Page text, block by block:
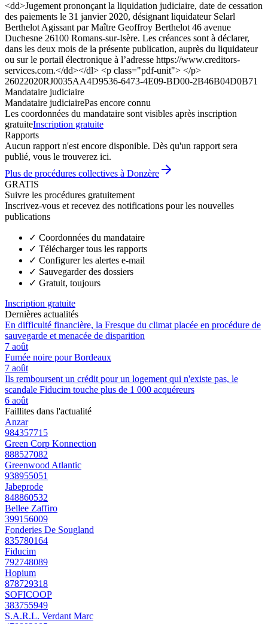
<dd>Jugement prononçant la liquidation judiciaire, date de cessation
des paiements le 31 janvier 2020, désignant liquidateur Selarl
Berthelot Agissant par Maître Geoffroy Berthelot 46 avenue
Duchesne 26100 Romans-sur-Isère. Les créances sont à déclarer,
dans les deux mois de la présente publication, auprès du liquidateur
ou sur le portail électronique à l’adresse https://www.creditors-
services.com.</dd></dl> <p class="pdf-unit"> </p>
26022020RJ0035AA4D9536-6473-4E09-BD00-2B46B04D0B71
Mandataire judiciaire
Mandataire judiciairePas encore connu
Les coordonnées du mandataire sont visibles après inscription
gratuiteInscription gratuite
Rapports
Aucun rapport n'est encore disponible. Dès qu'un rapport sera
publié, vous le trouverez ici.
Plus de procédures collectives à Donzère
GRATIS
Suivre les procédures gratuitement
Inscrivez-vous et recevez des notifications pour les nouvelles
publications
✓ Coordonnées du mandataire
✓ Télécharger tous les rapports
✓ Configurer les alertes e-mail
✓ Sauvegarder des dossiers
✓ Gratuit, toujours
Inscription gratuite
Dernières actualités
En difficulté financière, la Fresque du climat placée en procédure de
sauvegarde et menacée de disparition
7 août
Fumée noire pour Bordeaux
7 août
Ils remboursent un crédit pour un logement qui n'existe pas, le
scandale Fiducim touche plus de 1 000 acquéreurs
6 août
Faillites dans l'actualité
Anzar
984357715
Green Corp Konnection
888527082
Greenwood Atlantic
938955051
Jabeprode
848860532
Bellee Zaffiro
399156009
Fonderies De Sougland
835780164
Fiducim
792748089
Hopium
878729318
SOFICOOP
383755949
S.A.R.L. Verdant Marc